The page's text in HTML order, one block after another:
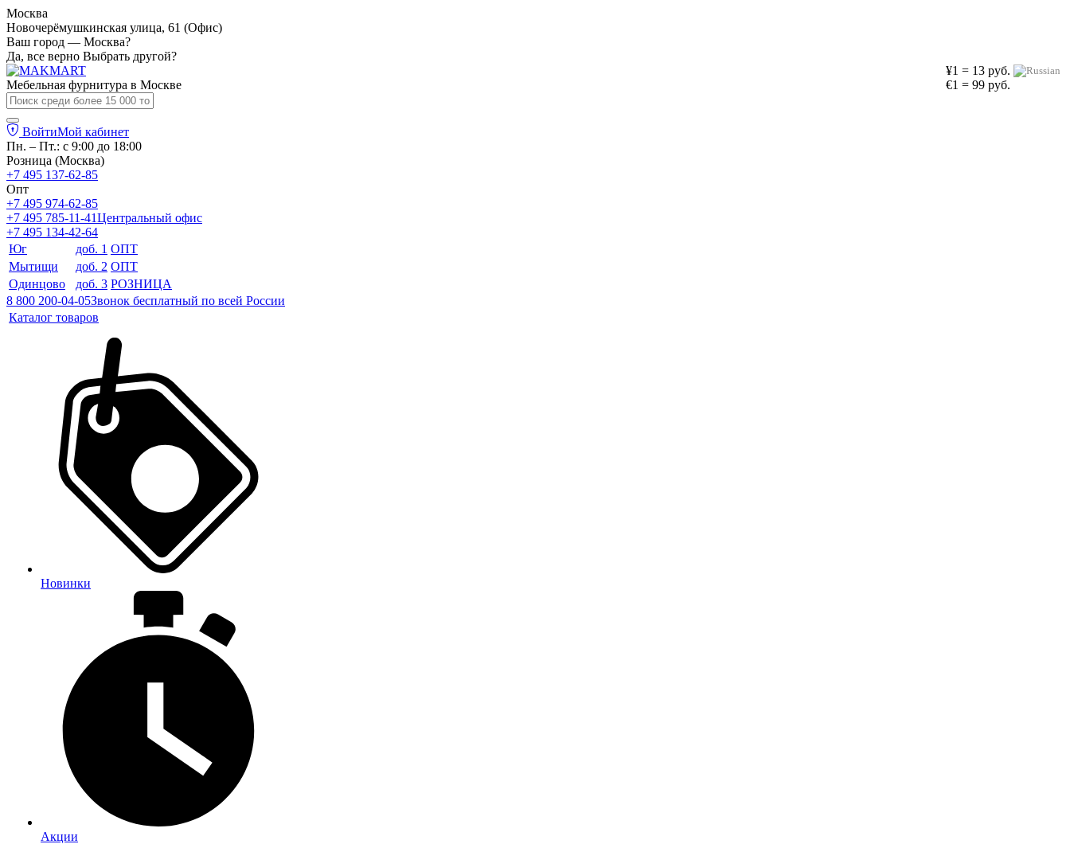
Москва
Новочерёмушкинская улица, 61 (Офис)
Ваш город — Москва?
Да, все верно Выбрать другой?
¥1 = 13 руб.
€1 = 99 руб.
Мебельная фурнитура в Москве
ВойтиМой кабинет
Пн. – Пт.: с 9:00 до 18:00
Розница (Москва)
+7 495 137-62-85
Опт
+7 495 974-62-85
+7 495 785-11-41Центральный офис
+7 495 134-42-64
Юг
доб. 1 ОПТ
Мытищи
доб. 2 ОПТ
Одинцово
доб. 3 РОЗНИЦА
8 800 200-04-05Звонок бесплатный по всей России
Каталог товаров
Новинки
Акции